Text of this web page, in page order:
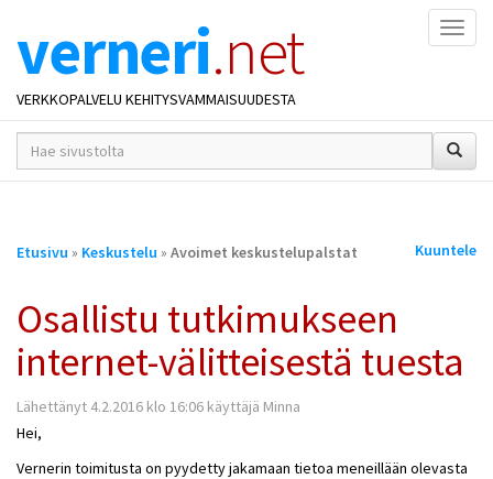
verneri.net
VERKKOPALVELU KEHITYSVAMMAISUUDESTA
hakusana(t)
*
Olet
Etusivu » Keskustelu » Avoimet keskustelupalstat Kuuntele
Osallistu tutkimukseen
internet-välitteisestä tuesta
Lähettänyt 4.2.2016 klo 16:06 käyttäjä Minna
Hei,
Vernerin toimitusta on pyydetty jakamaan tietoa meneillään olevasta